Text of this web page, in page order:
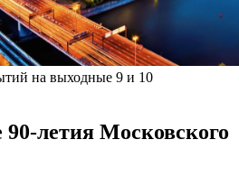
на выходные 9 и 10
90-летия Московского